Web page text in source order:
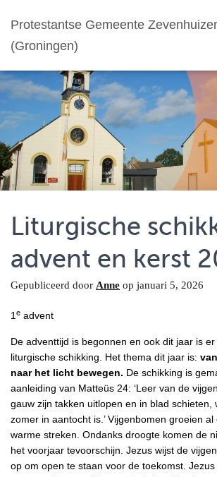
Protestantse Gemeente
(Groningen)
Liturgische
advent en kerst
Gepubliceerd door Anne op januari 5, 2026
1 e advent
De adventtijd is begonnen en ook dit jaar is
liturgische schikking. Het thema dit jaar is:
naar het licht bewegen. De schikking is
aanleiding van Matteüs 24: ‘Leer van de
gauw zijn takken uitlopen en in blad schieten,
zomer in aantocht is.’ Vijgenbomen groeien
warme streken. Ondanks droogte komen de
het voorjaar tevoorschijn. Jezus wijst de
op om open te staan voor de toekomst.